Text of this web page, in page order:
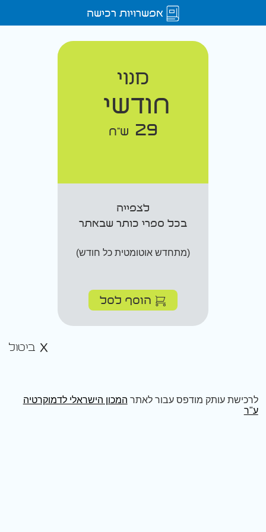
אפשרויות רכישה
מנוי
חודשי
29 ש"ח
לצפייה
בכל ספרי כותר שבאתר
(מתחדש אוטומטית כל חודש)
הוסף לסל
ביטול
לרכישת עותק מודפס עבור לאתר המכון הישראלי לדמוקרטיה
ע"ר